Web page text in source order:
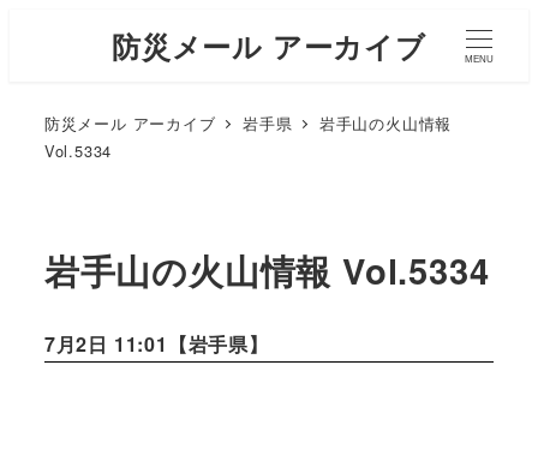
防災メール アーカイブ MENU
防災メール アーカイブ 岩手県
岩手山の火山情報
Vol.5334
岩手山の火山情報 Vol.5334
7月2日 11:01【岩手県】